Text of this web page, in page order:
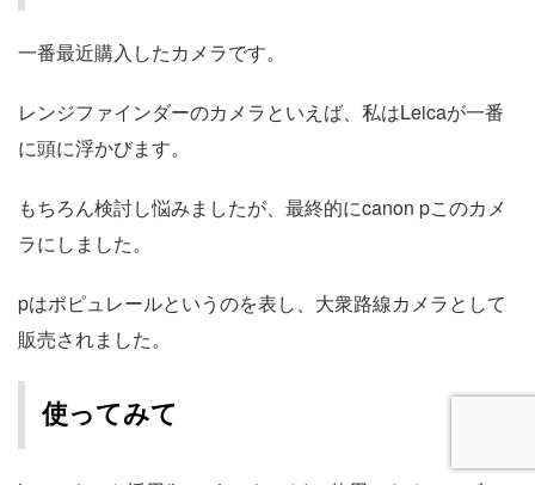
一番最近購入したカメラです。
レンジファインダーのカメラといえば、私はLeicaが一番
に頭に浮かびます。
もちろん検討し悩みましたが、最終的にcanon pこのカメ
ラにしました。
pはポピュレールというのを表し、大衆路線カメラとして
販売されました。
使ってみて